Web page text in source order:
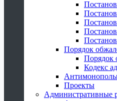
Порядок
Порядок
Кодекс
Проекты
Административные